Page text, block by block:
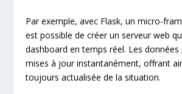
Par exemple, avec Flask, un micro-
est possible de créer un serveur web
dashboard en temps réel. Les
mises à jour instantanément, offrant
toujours actualisée de la situation.